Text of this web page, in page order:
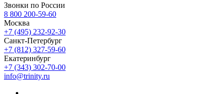
Звонки по России
8 800 200-59-60
Москва
+7 (495) 232-92-30
Санкт-Петербург
+7 (812) 327-59-60
Екатеринбург
+7 (343) 302-70-00
info@trinity.ru